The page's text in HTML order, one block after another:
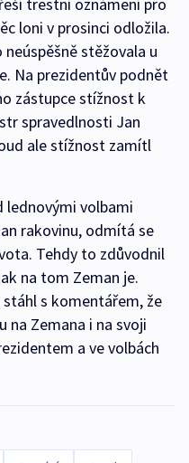
trestní oznámení pro
loni v prosinci odložila.
stěžovala u
Na prezidentův podnět
zástupce stížnost k
spravedlnosti Jan
ale stížnost zamítl
lednovými volbami
rakovinu, odmítá se
Tehdy to zdůvodnil
na tom Zeman je.
s komentářem, že
na Zemana i na svoji
a ve volbách